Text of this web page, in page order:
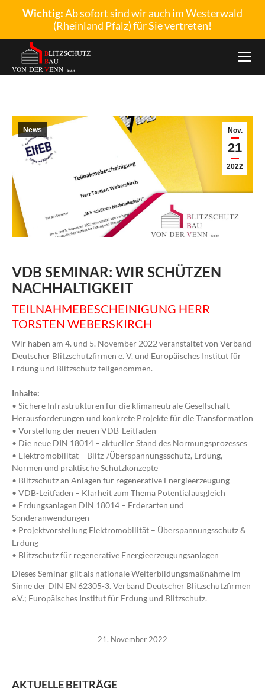
Wichtig:Ab sofort sind wir auch im Westerwald
(Rheinland Pfalz) für Sie vertreten!
Nov.
21
2022
News
VDB SEMINAR: WIR SCHÜTZEN
NACHHALTIGKEIT
TEILNAHMEBESCHEINIGUNG HERR
TORSTEN WEBERSKIRCH
Wir haben am 4. und 5. November 2022 veranstaltet von Verband
Deutscher Blitzschutzfirmen e. V. und Europäisches Institut für
Erdung und Blitzschutz teilgenommen.
Inhalte:
• Sichere Infrastrukturen für die klimaneutrale Gesellschaft –
Herausforderungen und konkrete Projekte für die Transformation
• Vorstellung der neuen VDB-Leitfäden
• Die neue DIN 18014 – aktueller Stand des Normungsprozesses
• Elektromobilität – Blitz-/Überspannungsschutz, Erdung,
Normen und praktische Schutzkonzepte
• Blitzschutz an Anlagen für regenerative Energieerzeugung
• VDB-Leitfaden – Klarheit zum Thema Potentialausgleich
• Erdungsanlagen DIN 18014 – Erderarten und
Sonderanwendungen
• Projektvorstellung Elektromobilität – Überspannungsschutz &
Erdung
• Blitzschutz für regenerative Energieerzeugungsanlagen
Dieses Seminar gilt als nationale Weiterbildungsmaßnahme im
Sinne der DIN EN 62305-3. Verband Deutscher Blitzschutzfirmen
e.V.; Europäisches Institut für Erdung und Blitzschutz.
21. November 2022
AKTUELLE BEITRÄGE